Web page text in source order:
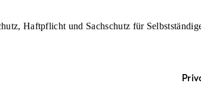
Haftpflicht und Sachschutz für